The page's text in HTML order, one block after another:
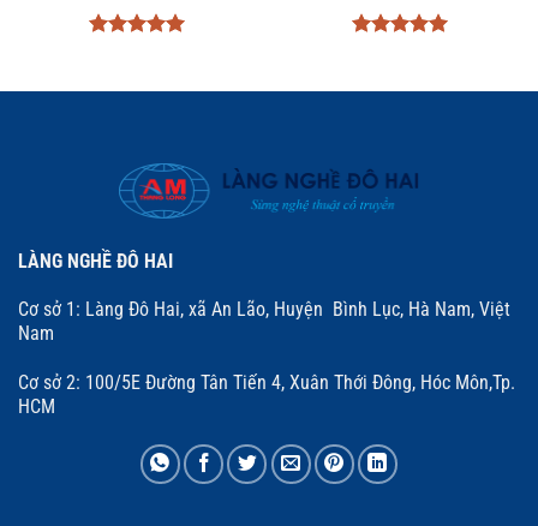
sao
sao
LÀNG NGHỀ ĐÔ HAI
Cơ sở 1: Làng Đô Hai, xã An Lão, Huyện Bình Lục, Hà Nam, Việt
Nam
Cơ sở 2: 100/5E Đường Tân Tiến 4, Xuân Thới Đông, Hóc Môn,Tp.
HCM